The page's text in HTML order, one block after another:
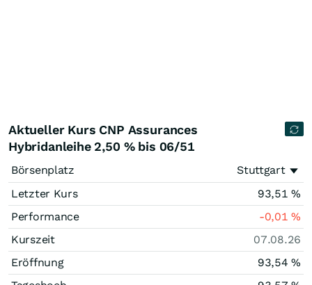
Aktueller Kurs CNP Assurances
Hybridanleihe 2,50 % bis 06/51
Börsenplatz
Stuttgart
Letzter Kurs
93,51 %
Performance
-0,01%
Kurszeit
07.08.26
Eröffnung
93,54 %